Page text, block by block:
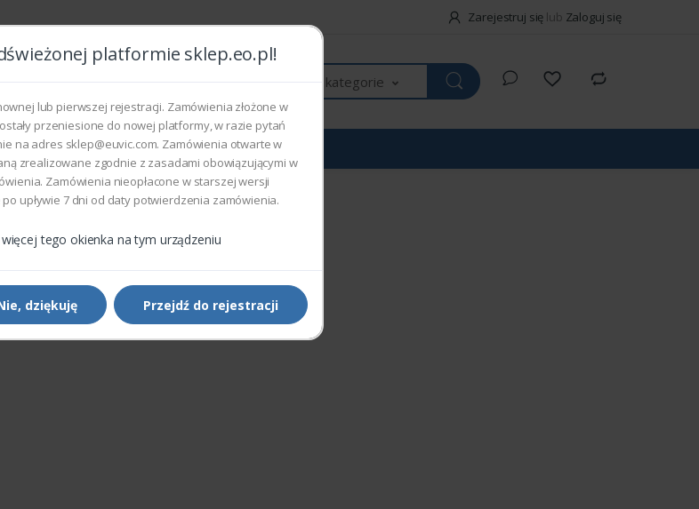
Zarejestruj się lub Zaloguj się
Wszystkie kategorie
platformie sklep.eo.pl!
lub pierwszej rejestracji. Zamówienia złożone w
przeniesione do nowej platformy, w razie pytań
na adres sklep@euvic.com. Zamówienia otwarte w
zrealizowane zgodnie z zasadami obowiązującymi w
Zamówienia nieopłacone w starszej wersji
upływie 7 dni od daty potwierdzenia zamówienia.
tego okienka na tym urządzeniu
dziękuję Przejdź do rejestracji
Kontakt